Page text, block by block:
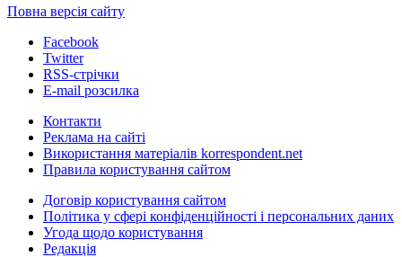
Повна версія сайту
Facebook
Twitter
RSS-стрічки
E-mail розсилка
Контакти
Реклама на сайті
Використання матеріалів korrespondent.net
Правила користування сайтом
Договір користування сайтом
Політика у сфері конфіденційності і персональних даних
Угода щодо користування
Редакція